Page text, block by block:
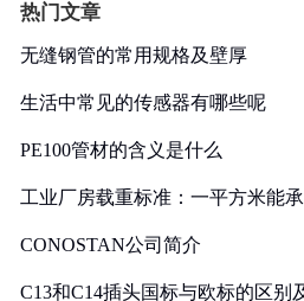
热门文章
无缝钢管的常用规格及壁厚
生活中常见的传感器有哪些呢
PE100管材的含义是什么
工业厂房载重标准：一平方米能
CONOSTAN公司简介
C13和C14插头国标与欧标的区别